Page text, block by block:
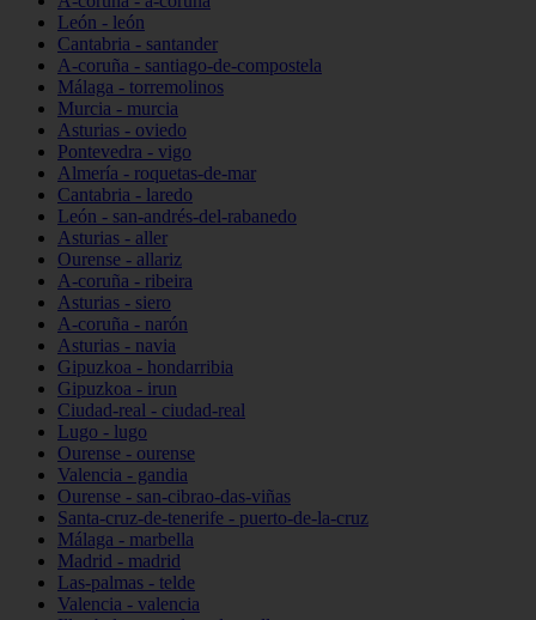
León - león
Cantabria - santander
A-coruña - santiago-de-compostela
Málaga - torremolinos
Murcia - murcia
Asturias - oviedo
Pontevedra - vigo
Almería - roquetas-de-mar
Cantabria - laredo
León - san-andrés-del-rabanedo
Asturias - aller
Ourense - allariz
A-coruña - ribeira
Asturias - siero
A-coruña - narón
Asturias - navia
Gipuzkoa - hondarribia
Gipuzkoa - irun
Ciudad-real - ciudad-real
Lugo - lugo
Ourense - ourense
Valencia - gandia
Ourense - san-cibrao-das-viñas
Santa-cruz-de-tenerife - puerto-de-la-cruz
Málaga - marbella
Madrid - madrid
Las-palmas - telde
Valencia - valencia